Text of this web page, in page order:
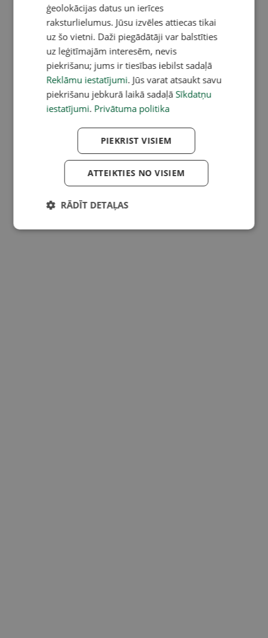
ģeolokācijas datus un ierīces
raksturlielumus. Jūsu izvēles attiecas tikai
uz šo vietni. Daži piegādātāji var balstīties
uz leģitīmajām interesēm, nevis
piekrišanu; jums ir tiesības iebilst sadaļā
Reklāmu iestatījumi. Jūs varat atsaukt savu
piekrišanu jebkurā laikā sadaļā Sīkdatņu
iestatījumi. Privātuma politika
PIEKRIST VISIEM
ATTEIKTIES NO VISIEM
RĀDĪT DETAĻAS